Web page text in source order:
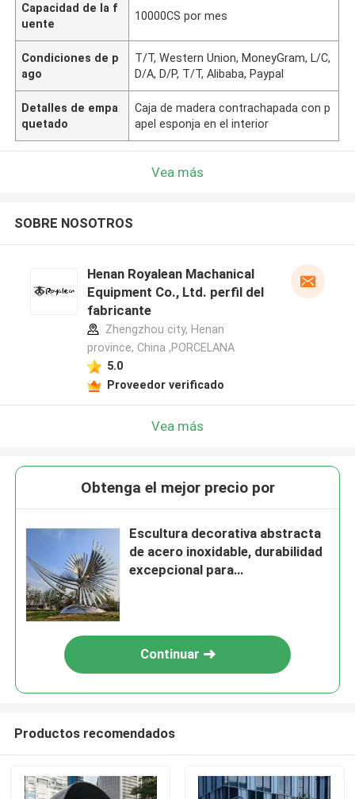
Capacidad de la f
uente
10000CS por mes
Condiciones de p
ago
T/T, Western Union, MoneyGram, L/C,
D/A, D/P, T/T, Alibaba, Paypal
Detalles de empa
quetado
Caja de madera contrachapada con p
apel esponja en el interior
Vea más
SOBRE NOSOTROS
Henan Royalean Machanical
Equipment Co., Ltd. perfil del
fabricante
Zhengzhou city, Henan
province, China ,PORCELANA
5.0
Proveedor verificado
Vea más
Obtenga el mejor precio por
Escultura decorativa abstracta
de acero inoxidable, durabilidad
excepcional para
Continuar
Productos recomendados